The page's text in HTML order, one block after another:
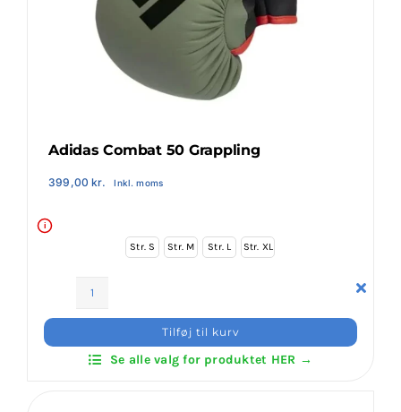
Klubaftalesider – Find din klub
Brodering / Tryk
Om Invictus Fightwear
Information
Adidas Combat 50 Grappling
399,00kr. Inkl. moms
i
Str. S Str. M Str. L Str. XL
50
Grappling
Tilføj til kurv
Se alle valg for produktet HER →